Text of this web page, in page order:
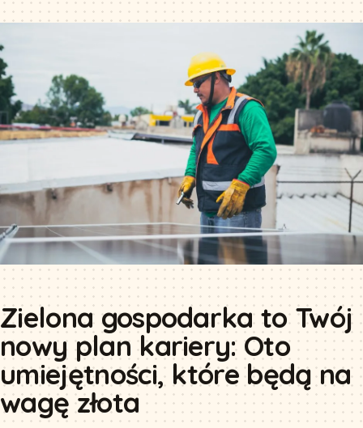
Zielona gospodarka to Twój
nowy plan kariery: Oto
umiejętności, które będą na
wagę złota